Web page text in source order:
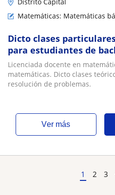
Matemáticas: Matemáticas
Dicto clases
para estudiantes de
Licenciada docente en
matemáticas. Dicto clases
resolución de problemas.
ver más
1 2 3